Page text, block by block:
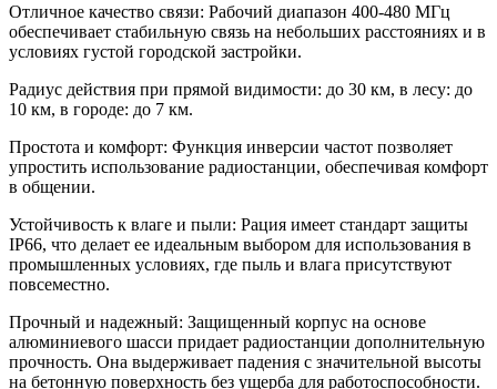
Отличное качество связи: Рабочий диапазон 400-480 МГц
обеспечивает стабильную связь на небольших расстояниях и в
условиях густой городской застройки.
Радиус действия при прямой видимости: до 30 км, в лесу: до
10 км, в городе: до 7 км.
Простота и комфорт: Функция инверсии частот позволяет
упростить использование радиостанции, обеспечивая комфорт
в общении.
Устойчивость к влаге и пыли: Рация имеет стандарт защиты
IP66, что делает ее идеальным выбором для использования в
промышленных условиях, где пыль и влага присутствуют
повсеместно.
Прочный и надежный: Защищенный корпус на основе
алюминиевого шасси придает радиостанции дополнительную
прочность. Она выдерживает падения с значительной высоты
на бетонную поверхность без ущерба для работоспособности.